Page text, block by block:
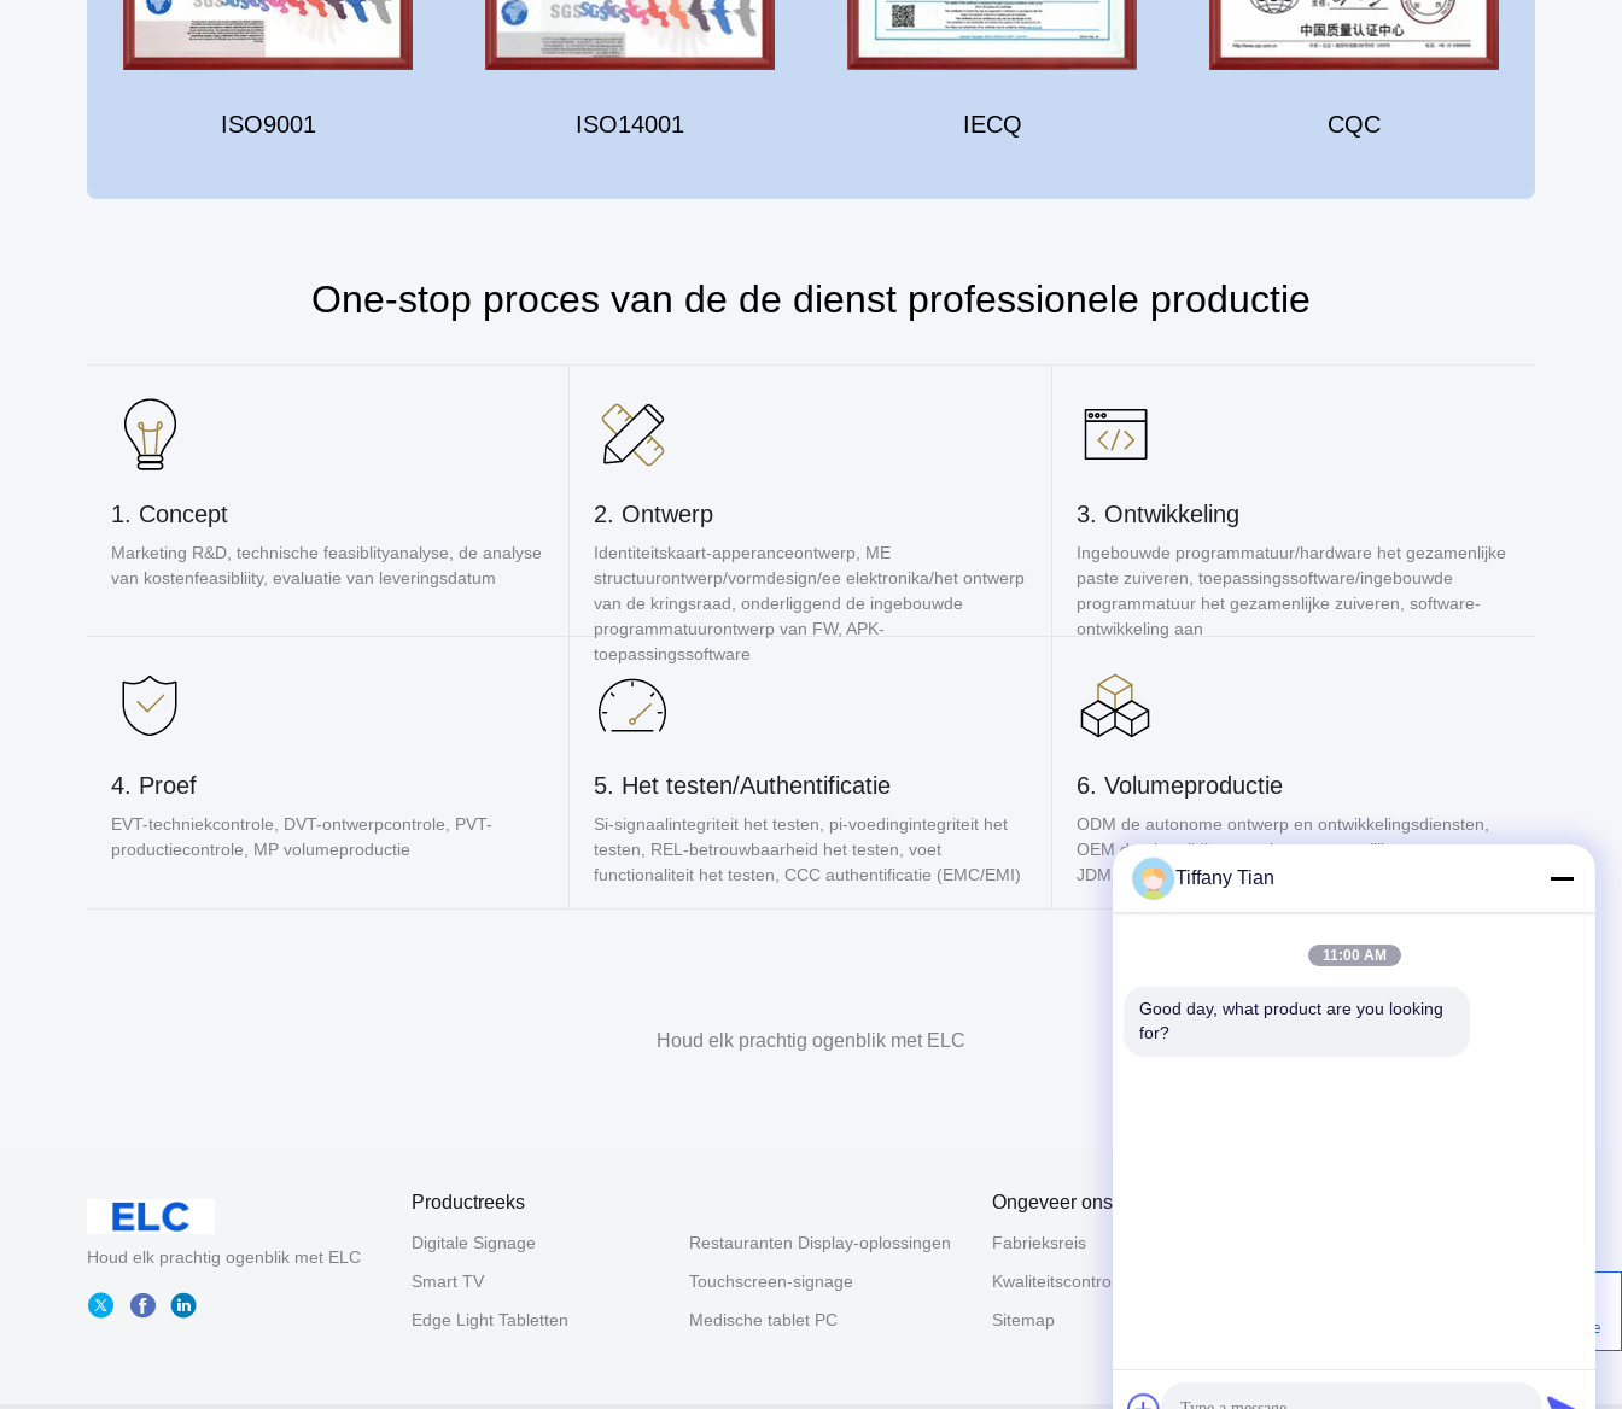
ISO9001 ISO14001 IECQ CQC
One-stop proces van de de dienst professionele productie
1. Concept
Marketing R&D, technische feasiblityanalyse, de analyse
van kostenfeasibliity, evaluatie van leveringsdatum
2. Ontwerp
Identiteitskaart-apperanceontwerp, ME
structuurontwerp/vormdesign/ee elektronika/het ontwerp
van de kringsraad, onderliggend de ingebouwde
programmatuurontwerp van FW, APK-
toepassingssoftware
3. Ontwikkeling
Ingebouwde programmatuur/hardware het gezamenlijke
paste zuiveren, toepassingssoftware/ingebouwde
programmatuur het gezamenlijke zuiveren, software-
ontwikkeling aan
4. Proef
EVT-techniekcontrole, DVT-ontwerpcontrole, PVT-
productiecontrole, MP volumeproductie
5. Het testen/Authentificatie
Si-signaalintegriteit het testen, pi-voedingintegriteit het
testen, REL-betrouwbaarheid het testen, voet
functionaliteit het testen, CCC authentificatie (EMC/EMI)
6. Volumeproductie
ODM de autonome ontwerp en ontwikkelingsdiensten,
OEM de gieterijdiensten, het gezamenlijke ontwerp van
JDM en de ontwikkelingsdiensten
Houd elk prachtig ogenblik met ELC
Houd elk prachtig ogenblik met ELC
Productreeks
Digitale Signage
Restauranten Display-oplossingen
Smart TV
Touchscreen-signage
Edge Light Tabletten
Medische tablet PC
Ongeveer ons
Fabrieksreis
Kwaliteitscontrole
Sitemap
Tiffany Tian
11:00 AM
Good day, what product are you looking
for?